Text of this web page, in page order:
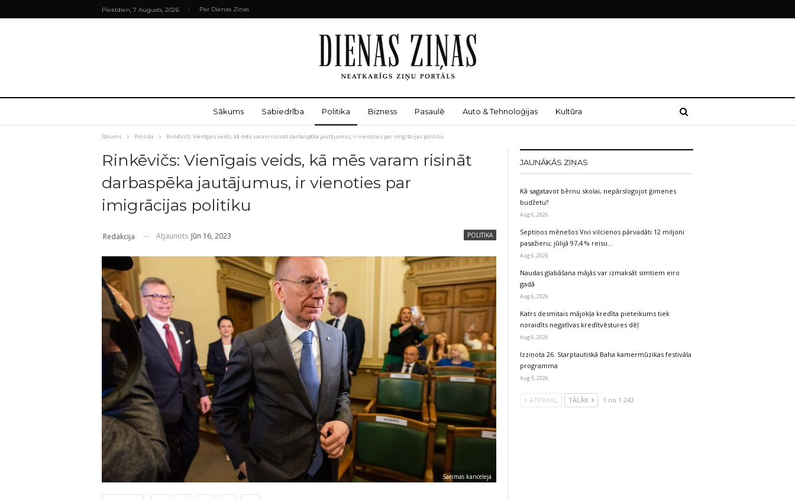
Piektdien, 7 Augusts, 2026 Par Dienas Ziņas
Sākums Sabiedrība Politika Bizness Pasaulē Auto & Tehnoloģijas Kultūra
Sākums Politika Rinkēvičs: Vienīgais veids, kā mēs varam risināt darbaspēka jautājumus, ir vienoties par imigrācijas politiku
Rinkēvičs: Vienīgais veids, kā mēs varam risināt
darbaspēka jautājumus, ir vienoties par
imigrācijas politiku
POLITIKA
Redakcija Atjaunots Jūn 16, 2023
Saeimas kanceleja
JAUNĀKĀS ZIŅAS
Kā sagatavot bērnu skolai, nepārslogojot ģimenes
budžetu?
Aug 6, 2026
Septiņos mēnešos Vivi vilcienos pārvadāti 12 miljoni
pasažieru; jūlijā 97,4 % reisu…
Aug 6, 2026
Naudas glabāšana mājās var izmaksāt simtiem eiro
gadā
Aug 6, 2026
Katrs desmitais mājokļa kredīta pieteikums tiek
noraidīts negatīvas kredītvēstures dēļ
Aug 6, 2026
Izziņota 26. Starptautiskā Baha kamermūzikas festivāla
programma
Aug 5, 2026
ATPAKAĻ TĀLĀK 1 no 1 243